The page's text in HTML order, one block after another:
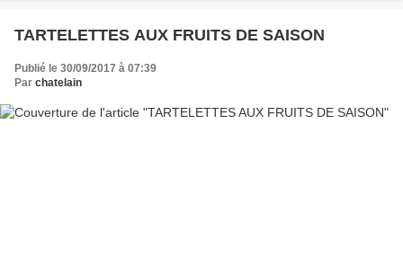
TARTELETTES AUX FRUITS DE SAISON
Publié le 30/09/2017 à 07:39
Par chatelain